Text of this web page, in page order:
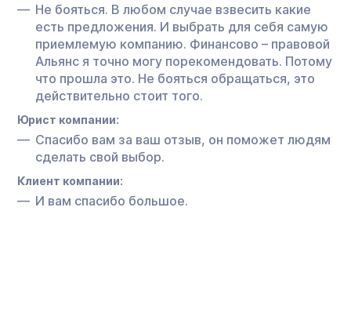
Не бояться. В любом случае взвесить какие
есть предложения. И выбрать для себя самую
приемлемую компанию. Финансово – правовой
Альянс я точно могу порекомендовать. Потому
что прошла это. Не бояться обращаться, это
действительно стоит того.
Юрист компании:
Спасибо вам за ваш отзыв, он поможет людям
сделать свой выбор.
Клиент компании:
И вам спасибо большое.